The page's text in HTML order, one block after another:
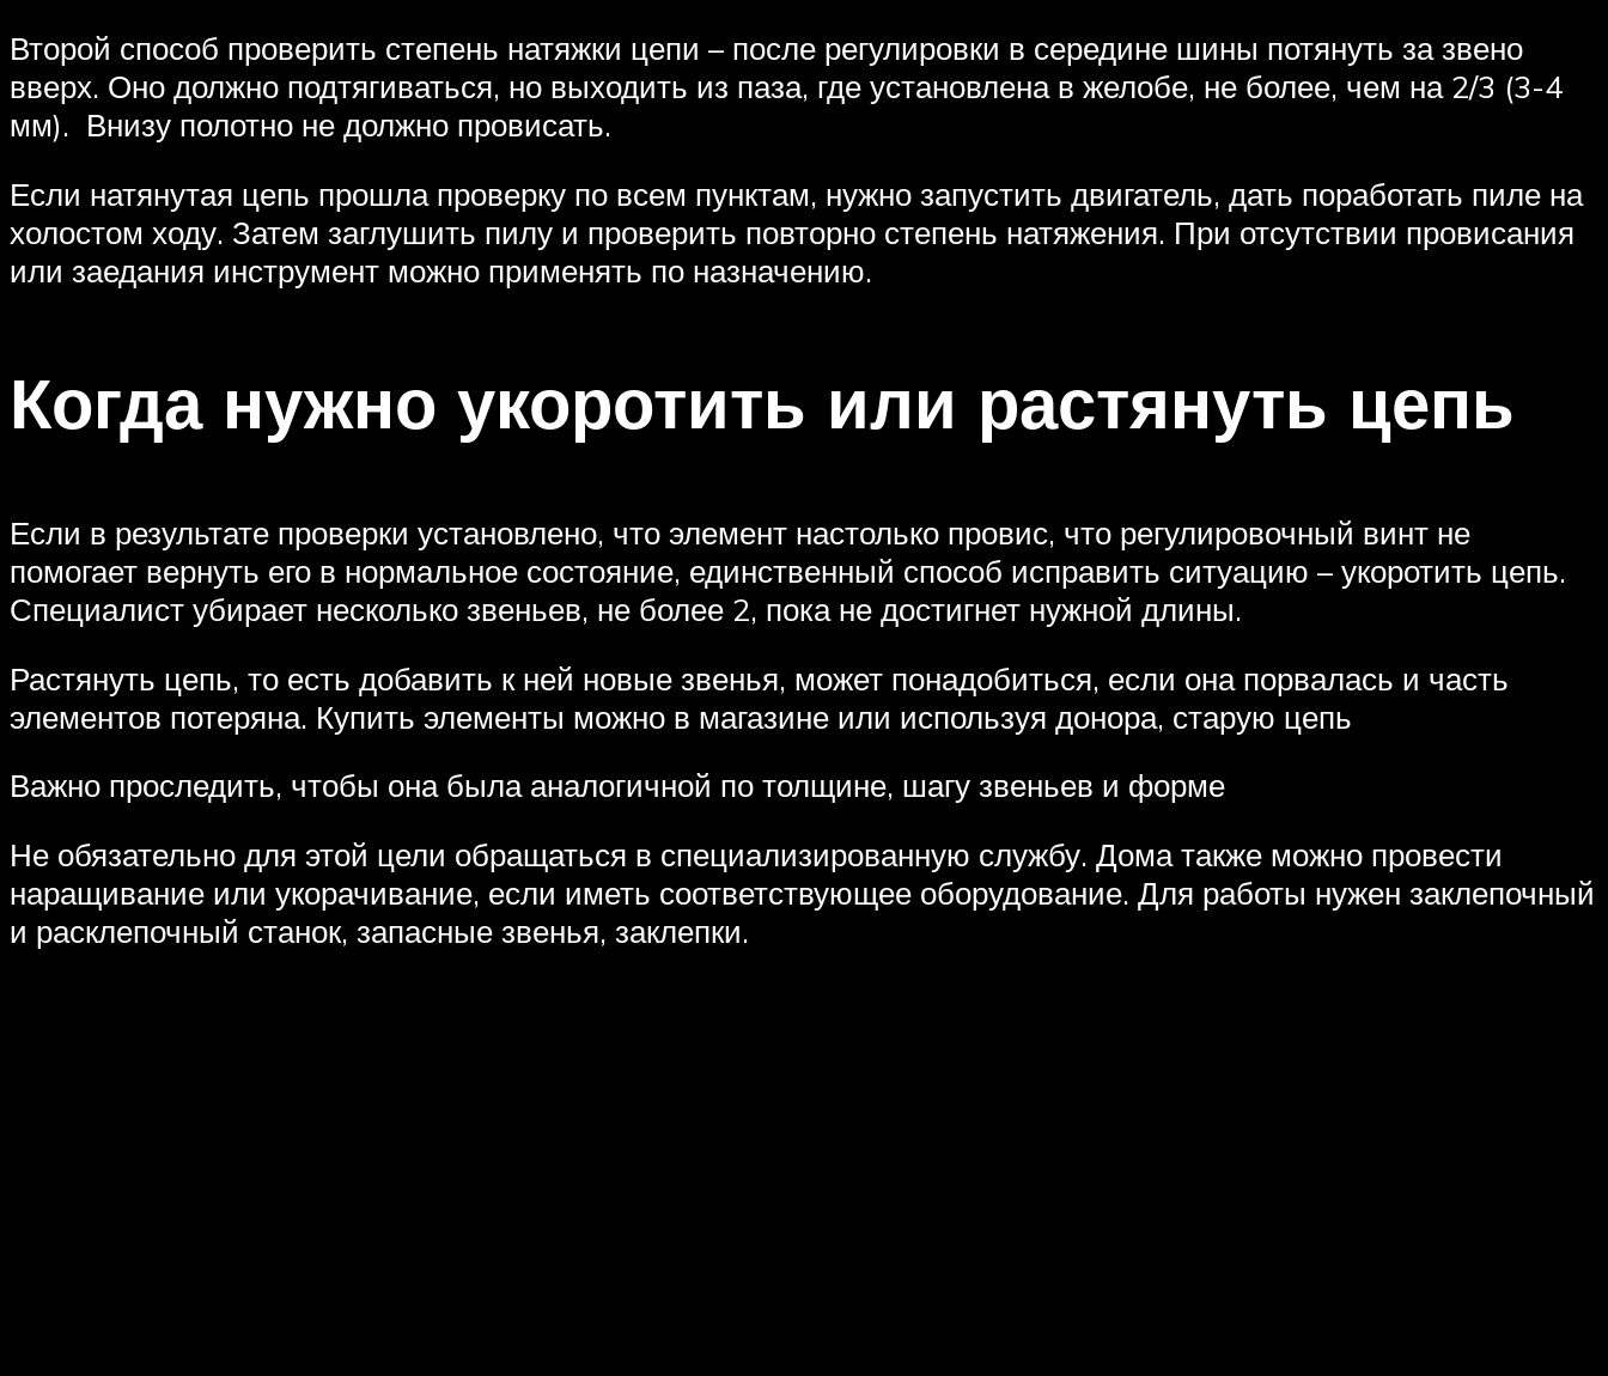
Второй способ проверить степень натяжки цепи – после регулировки в середине шины потянуть за звено
вверх. Оно должно подтягиваться, но выходить из паза, где установлена в желобе, не более, чем на 2/3 (3-4
мм). Внизу полотно не должно провисать.
Если натянутая цепь прошла проверку по всем пунктам, нужно запустить двигатель, дать поработать пиле на
холостом ходу. Затем заглушить пилу и проверить повторно степень натяжения. При отсутствии провисания
или заедания инструмент можно применять по назначению.
Когда нужно укоротить или растянуть цепь
Если в результате проверки установлено, что элемент настолько провис, что регулировочный винт не
помогает вернуть его в нормальное состояние, единственный способ исправить ситуацию – укоротить цепь.
Специалист убирает несколько звеньев, не более 2, пока не достигнет нужной длины.
Растянуть цепь, то есть добавить к ней новые звенья, может понадобиться, если она порвалась и часть
элементов потеряна. Купить элементы можно в магазине или используя донора, старую цепь
Важно проследить, чтобы она была аналогичной по толщине, шагу звеньев и форме
Не обязательно для этой цели обращаться в специализированную службу. Дома также можно провести
наращивание или укорачивание, если иметь соответствующее оборудование. Для работы нужен заклепочный
и расклепочный станок, запасные звенья, заклепки.